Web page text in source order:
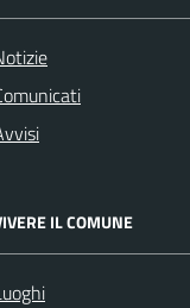
IL COMUNE